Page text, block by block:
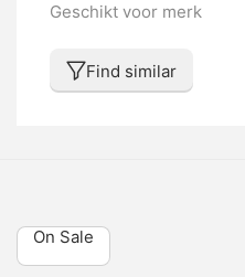
Geschikt voor merk
Find similar
On Sale